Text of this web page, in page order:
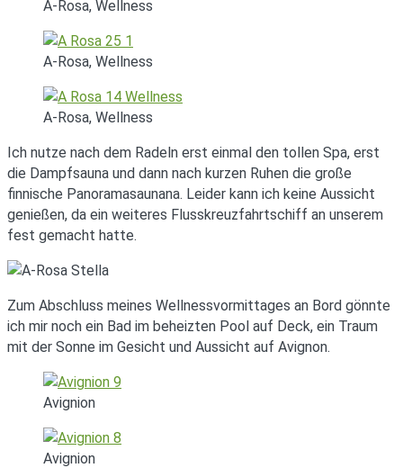
A-Rosa, Wellness
A-Rosa, Wellness
A-Rosa, Wellness
Ich nutze nach dem Radeln erst einmal den tollen Spa, erst
die Dampfsauna und dann nach kurzen Ruhen die große
finnische Panoramasaunana. Leider kann ich keine Aussicht
genießen, da ein weiteres Flusskreuzfahrtschiff an unserem
fest gemacht hatte.
Zum Abschluss meines Wellnessvormittages an Bord gönnte
ich mir noch ein Bad im beheizten Pool auf Deck, ein Traum
mit der Sonne im Gesicht und Aussicht auf Avignon.
Avignion
Avignion